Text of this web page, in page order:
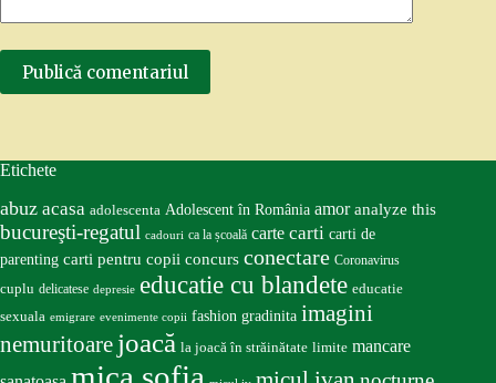
Publică comentariul
Etichete
abuz acasa adolescenta Adolescent în România amor analyze this
bucureşti-regatul cadouri ca la școală carte carti carti de
parenting carti pentru copii concurs conectare Coronavirus
cuplu delicatese depresie educatie cu blandete educatie
sexuala emigrare evenimente copii fashion gradinita imagini
nemuritoare joacă la joacă în străinătate limite mancare